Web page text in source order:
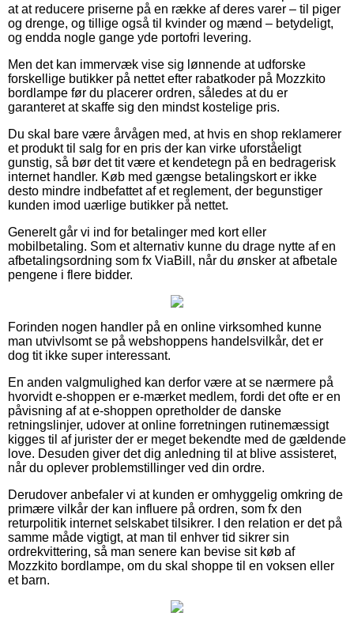
at at reducere priserne på en række af deres varer – til piger
og drenge, og tillige også til kvinder og mænd – betydeligt,
og endda nogle gange yde portofri levering.
Men det kan immervæk vise sig lønnende at udforske
forskellige butikker på nettet efter rabatkoder på Mozzkito
bordlampe før du placerer ordren, således at du er
garanteret at skaffe sig den mindst kostelige pris.
Du skal bare være årvågen med, at hvis en shop reklamerer
et produkt til salg for en pris der kan virke uforståeligt
gunstig, så bør det tit være et kendetegn på en bedragerisk
internet handler. Køb med gængse betalingskort er ikke
desto mindre indbefattet af et reglement, der begunstiger
kunden imod uærlige butikker på nettet.
Generelt går vi ind for betalinger med kort eller
mobilbetaling. Som et alternativ kunne du drage nytte af en
afbetalingsordning som fx ViaBill, når du ønsker at afbetale
pengene i flere bidder.
Forinden nogen handler på en online virksomhed kunne
man utvivlsomt se på webshoppens handelsvilkår, det er
dog tit ikke super interessant.
En anden valgmulighed kan derfor være at se nærmere på
hvorvidt e-shoppen er e-mærket medlem, fordi det ofte er en
påvisning af at e-shoppen opretholder de danske
retningslinjer, udover at online forretningen rutinemæssigt
kigges til af jurister der er meget bekendte med de gældende
love. Desuden giver det dig anledning til at blive assisteret,
når du oplever problemstillinger ved din ordre.
Derudover anbefaler vi at kunden er omhyggelig omkring de
primære vilkår der kan influere på ordren, som fx den
returpolitik internet selskabet tilsikrer. I den relation er det på
samme måde vigtigt, at man til enhver tid sikrer sin
ordrekvittering, så man senere kan bevise sit køb af
Mozzkito bordlampe, om du skal shoppe til en voksen eller
et barn.